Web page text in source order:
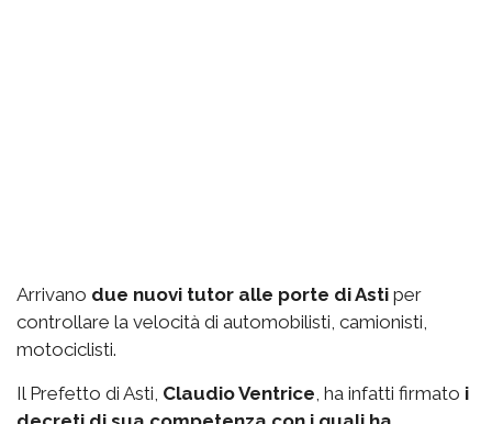
Arrivano due nuovi tutor alle porte di Asti per
controllare la velocità di automobilisti, camionisti,
motociclisti.
Il Prefetto di Asti, Claudio Ventrice , ha infatti firmato i